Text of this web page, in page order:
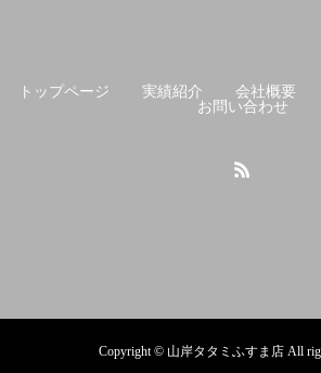
トップページ 実績紹介 会社概要
お問い合わせ
Copyright © 山岸タタミふすま店 All